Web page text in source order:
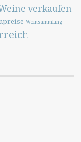
verkaufen
Weinsammlung